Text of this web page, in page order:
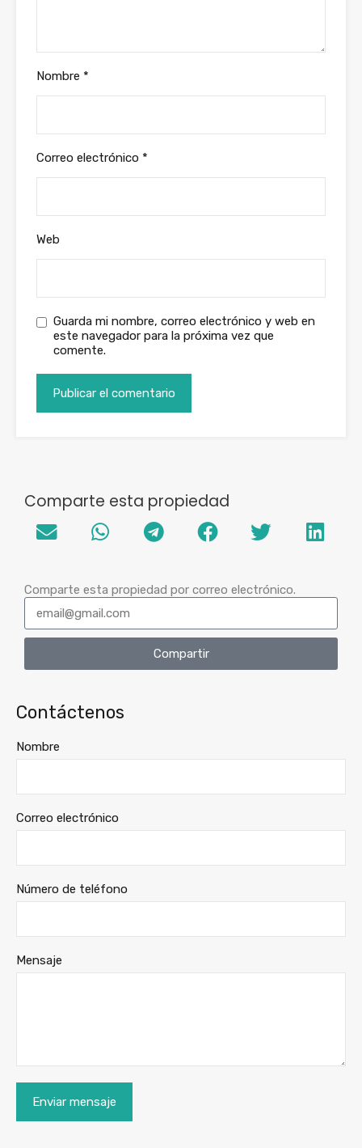
Nombre *
Correo electrónico *
Web
Guarda mi nombre, correo electrónico y web en
este navegador para la próxima vez que
comente.
Comparte esta propiedad
Comparte esta propiedad por correo electrónico.
Compartir
Contáctenos
Nombre
Correo electrónico
Número de teléfono
Mensaje